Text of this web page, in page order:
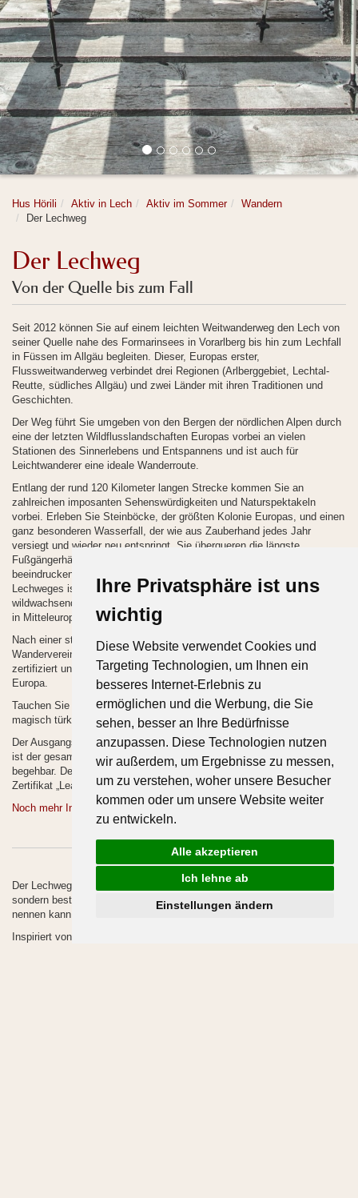
Ihre Privatsphäre ist uns
wichtig
Diese Website verwendet Cookies und
Targeting Technologien, um Ihnen ein
besseres Internet-Erlebnis zu
ermöglichen und die Werbung, die Sie
sehen, besser an Ihre Bedürfnisse
anzupassen. Diese Technologien nutzen
wir außerdem, um Ergebnisse zu messen,
um zu verstehen, woher unsere Besucher
kommen oder um unsere Website weiter
zu entwickeln.
Alle akzeptieren
Ich lehne ab
Einstellungen ändern
Hus Hörili Aktiv in Lech Aktiv im Sommer
Wandern
Der Lechweg
Der Lechweg
Von der Quelle bis zum Fall
Seit 2012 können Sie auf einem leichten Weitwanderweg den Lech von
seiner Quelle nahe des Formarinsees in Vorarlberg bis hin zum Lechfall
in Füssen im Allgäu begleiten. Dieser, Europas erster,
Flussweitwanderweg verbindet drei Regionen (Arlberggebiet, Lechtal-
Reutte, südliches Allgäu) und zwei Länder mit ihren Traditionen und
Geschichten.
Der Weg führt Sie umgeben von den Bergen der nördlichen Alpen durch
eine der letzten Wildflusslandschaften Europas vorbei an vielen
Stationen des Sinnerlebens und Entspannens und ist auch für
Leichtwanderer eine ideale Wanderroute.
Entlang der rund 120 Kilometer langen Strecke kommen Sie an
zahlreichen imposanten Sehenswürdigkeiten und Naturspektakeln
vorbei. Erleben Sie Steinböcke, der größten Kolonie Europas, und einen
ganz besonderen Wasserfall, der wie aus Zauberhand jedes Jahr
versiegt und wieder neu entspringt. Sie überqueren die längste
Fußgängerhängebrücke Österreichs und kommen vorbei an den
beeindruckenden bayerischen Königsschlössern. Die Natur entlang des
Lechweges ist geprägt durch den Fluss. Viele Brutvogelarten und
wildwachsende Orchideen bilden einen der artenreichsten Lebensräume
in Mitteleuropa.
Nach einer strengen Qualitätsprüfung durch die europäische
Wandervereinigung wurde der Lechweg als erster Leading Quality Trail
zertifiziert und ist dadurch auch Vorbild für Weitwanderwege in ganz
Europa.
Tauchen Sie ein in eine Natur voller Reichtum, geprägt durch den
magisch türkisen Wildfluss Lech.
Der Ausgangspunkt des Lechweges liegt auf 1.793 Metern Höhe, daher
ist der gesamte Weg nur zwischen Ende Juni und Anfang Oktober
begehbar. Der Lechweg ist seit Mitte Juni offiziell eröffnet und trägt das
Zertifikat „Leading Quality Trails – Best of Europe“.
Noch mehr Infos zum Lechweg
Der Lechweg ist nicht nur der erste Flussweitwanderweg Europas,
sondern bestimmt auch einer der wenigen Wege, der ein Lied sein Eigen
nennen kann.
Inspiriert von der einzigartigen Natur entlang des Lechs hat Toni Knittel